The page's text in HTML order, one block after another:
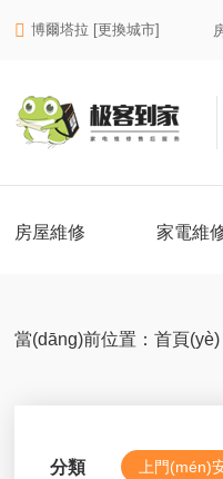
 博爾塔拉 [更換城市]
房屋維修 家電維
當(dāng)前位置：首頁(yè)
分類 上門(mén)